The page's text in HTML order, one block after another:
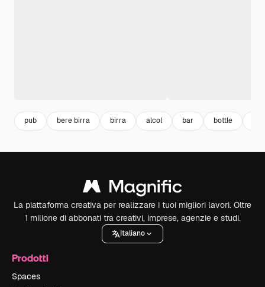
pub bere birra birra alcol bar bottle
La piattaforma creativa per realizzare i tuoi migliori lavori. Oltre
1 milione di abbonati tra creativi, imprese, agenzie e studi.
Italiano
Prodotti
Spaces